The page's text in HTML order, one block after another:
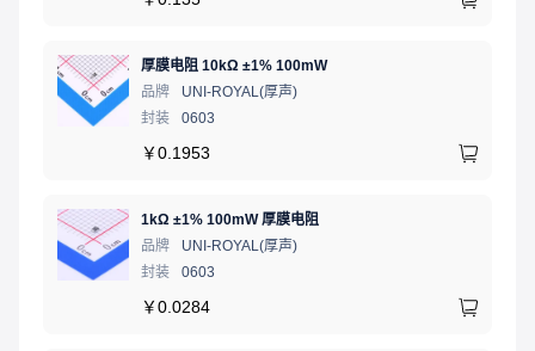
厚膜电阻 10kΩ ±1% 100mW
品牌
UNI-ROYAL(厚声)
封装
0603
￥0.1953
1kΩ ±1% 100mW 厚膜电阻
品牌
UNI-ROYAL(厚声)
封装
0603
￥0.0284